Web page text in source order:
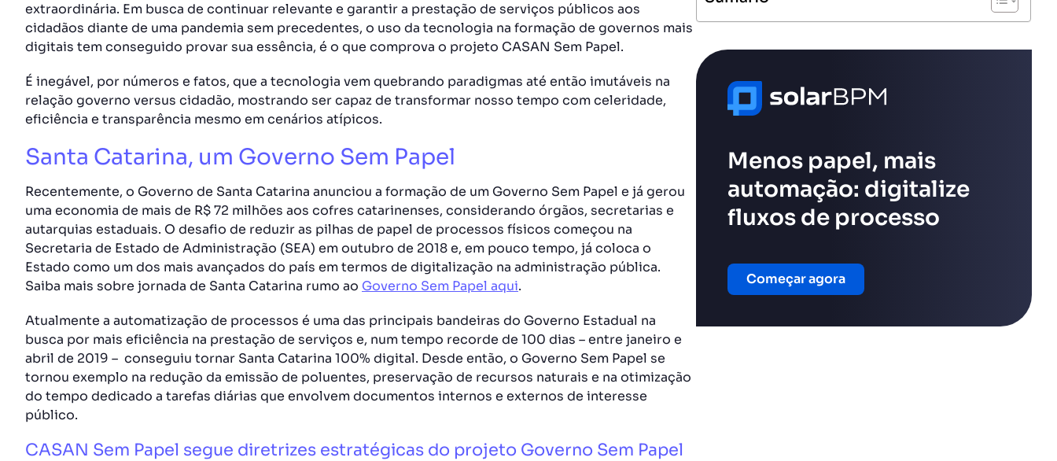
extraordinária. Em busca de continuar relevante e garantir a prestação de serviços públicos aos
cidadãos diante de uma pandemia sem precedentes, o uso da tecnologia na formação de governos mais
digitais tem conseguido provar sua essência, é o que comprova o projeto CASAN Sem Papel.
É inegável, por números e fatos, que a tecnologia vem quebrando paradigmas até então imutáveis na
relação governo versus cidadão, mostrando ser capaz de transformar nosso tempo com celeridade,
eficiência e transparência mesmo em cenários atípicos.
Santa Catarina, um Governo Sem Papel
Recentemente, o Governo de Santa Catarina anunciou a formação de um Governo Sem Papel e já gerou
uma economia de mais de R$ 72 milhões aos cofres catarinenses, considerando órgãos, secretarias e
autarquias estaduais. O desafio de reduzir as pilhas de papel de processos físicos começou na
Secretaria de Estado de Administração (SEA) em outubro de 2018 e, em pouco tempo, já coloca o
Estado como um dos mais avançados do país em termos de digitalização na administração pública.
Saiba mais sobre jornada de Santa Catarina rumo ao Governo Sem Papel aqui.
Atualmente a automatização de processos é uma das principais bandeiras do Governo Estadual na
busca por mais eficiência na prestação de serviços e, num tempo recorde de 100 dias – entre janeiro e
abril de 2019 – conseguiu tornar Santa Catarina 100% digital. Desde então, o Governo Sem Papel se
tornou exemplo na redução da emissão de poluentes, preservação de recursos naturais e na otimização
do tempo dedicado a tarefas diárias que envolvem documentos internos e externos de interesse
público.
CASAN Sem Papel segue diretrizes estratégicas do projeto Governo Sem Papel
Menos papel, mais
automação: digitalize
fluxos de processo
Começar agora